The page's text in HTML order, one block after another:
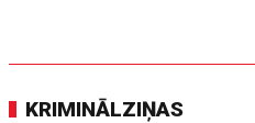
KRIMINĀLZIŅAS